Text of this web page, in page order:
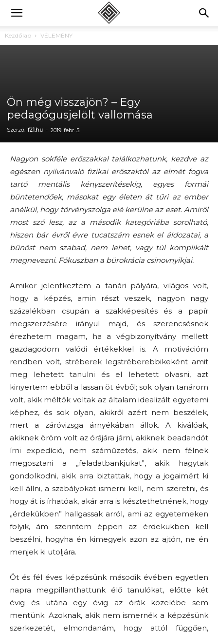
Kezdőlap VÉLEMÉNY
Ön még visszajön? – Egy
pedagógusjelölt vallomása
Szerző: f21.hu - 2019. febr. 5.
Nagyon sokféle erőszakkal találkozhatunk, kezdve az
egészen nyilvánvaló fizikai erőszaktól az elmét fogva
tartó mentális kényszerítésekig, egyes formái
büntetendőek, másokat egy életen át tűri az ember
anélkül, hogy törvényszolga elé kerülne az eset. Amiről
most szó lesz, az a második kategóriába sorolható,
hiszen bár évről évre tucatszám esnek el áldozatai, a
bűnöst nem szabad, nem lehet, vagy túl komplikált
megnevezni. Fókuszban a bürokrácia csinovnyikjai.
Amikor jelentkeztem a tanári pályára, világos volt,
hogy a képzés, amin részt veszek, nagyon nagy
százalékban csupán a szakképesítés és a papír
megszerzésére irányul majd, és szerencsésnek
érezhetem magam, ha a végbizonyítvány mellett
gazdagodom valódi értékekkel is. A motivációm
rendben volt, stréberek legstréberebbikeként amit
meg lehetett tanulni és el lehetett olvasni, azt
kinyertem ebből a lassan öt évből; sok olyan tanárom
volt, akik méltók voltak az általam idealizált egyetemi
képhez, és sok olyan, akikről azért nem beszélek,
mert a záróvizsga árnyékában állok. A kiválóak,
akiknek öröm volt az órájára járni, akiknek beadandót
írni expedíció, nem száműzetés, akik nem félnek
megosztani a „feladatbankjukat”, akik hagytak
gondolkodni, akik arra biztattak, hogy a jogaimért ki
kell állni, a szabályokat ismerni kell, nem szeretni, és
hogy át is írhatóak, akár arra is késztethetnének, hogy
„érdekükben” hallgassak arról, ami az egyetemeken
folyik, ám szerintem éppen az érdekükben kell
beszélni, hogyha én kimegyek azon az ajtón, ne én
menjek ki utoljára.
Öt és fél éves képzésünk második évében egyetlen
napra megpillanthattunk élő tanulókat, előtte két
évig és utána egy évig az órák közelébe sem
mentünk. Azoknak, akik nem ismernék a képzésünk
szerkezetét, elmondanám, hogy attól függően,